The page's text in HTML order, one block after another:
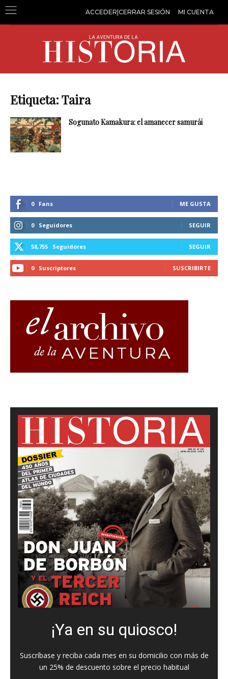
ACCEDER|CERRAR SESIÓN MI CUENTA
Etiqueta: Taira
Sogunato Kamakura: el amanecer samurái
0 Fans ME GUSTA
0 Seguidores SEGUIR
58,755 Seguidores SEGUIR
0 Suscriptores SUSCRIBIRTE
¡Ya en su quiosco!
Suscríbase y reciba cada mes en su domicilio con más de
un 25% de descuento sobre el precio habitual